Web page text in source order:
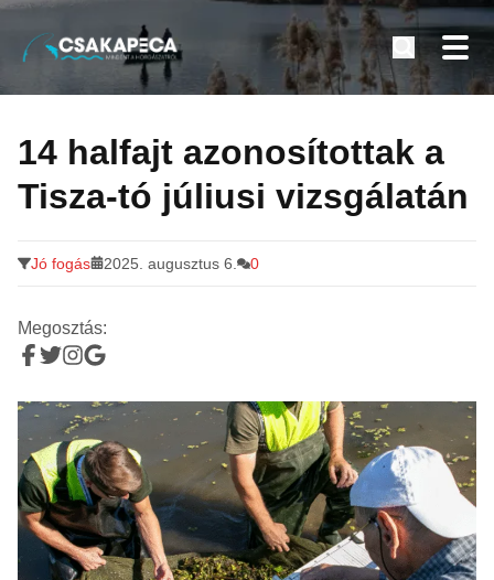
tartalomra
Minden a horgászatról
14 halfajt azonosítottak a
Tisza-tó júliusi vizsgálatán
Jó fogás 2025. augusztus 6. 0
Megosztás: